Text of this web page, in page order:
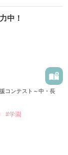
世界で一番愛
すが、それを
」」」」
中！
コンテスト～中・長
#学園
…証明してあ